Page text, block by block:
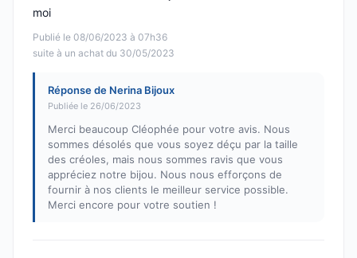
Publié le 08/06/2023 à 07h36
suite à un achat du 30/05/2023
moi
Réponse de Nerina Bijoux
Publiée le 26/06/2023
Merci beaucoup Cléophée pour votre avis. Nous
sommes désolés que vous soyez déçu par la taille
des créoles, mais nous sommes ravis que vous
appréciez notre bijou. Nous nous efforçons de
fournir à nos clients le meilleur service possible.
Merci encore pour votre soutien !